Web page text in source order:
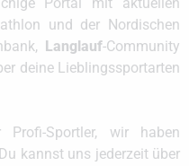
und der Nordischen
Langlauf-Community
deine Lieblingssportarten
Profi-Sportler, wir haben
kannst uns jederzeit über